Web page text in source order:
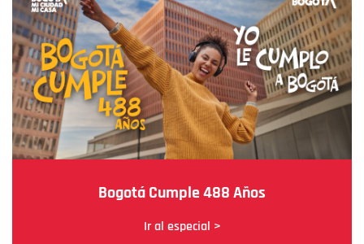
Bogotá Cumple 488 Años
Ir al especial >